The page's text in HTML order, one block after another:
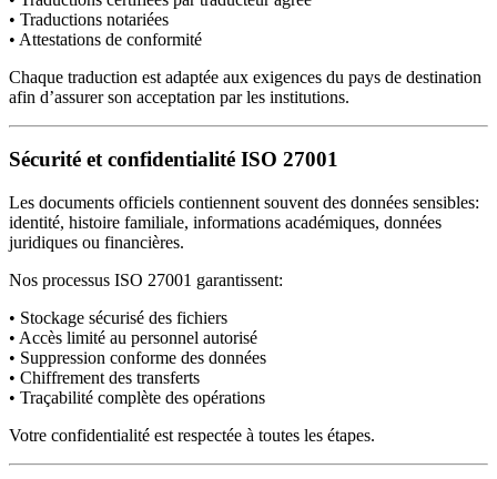
• Traductions notariées
• Attestations de conformité
Chaque traduction est adaptée aux exigences du pays de destination
afin d’assurer son acceptation par les institutions.
Sécurité et confidentialité ISO 27001
Les documents officiels contiennent souvent des données sensibles:
identité, histoire familiale, informations académiques, données
juridiques ou financières.
Nos processus ISO 27001 garantissent:
• Stockage sécurisé des fichiers
• Accès limité au personnel autorisé
• Suppression conforme des données
• Chiffrement des transferts
• Traçabilité complète des opérations
Votre confidentialité est respectée à toutes les étapes.